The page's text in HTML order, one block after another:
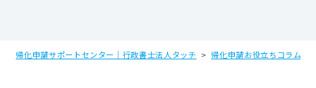
帰化申請サポートセンター｜行政書士法人タッチ > 帰化申請お役立ちコラム